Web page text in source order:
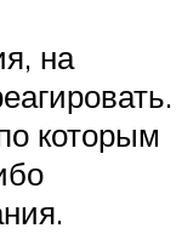
на
которым